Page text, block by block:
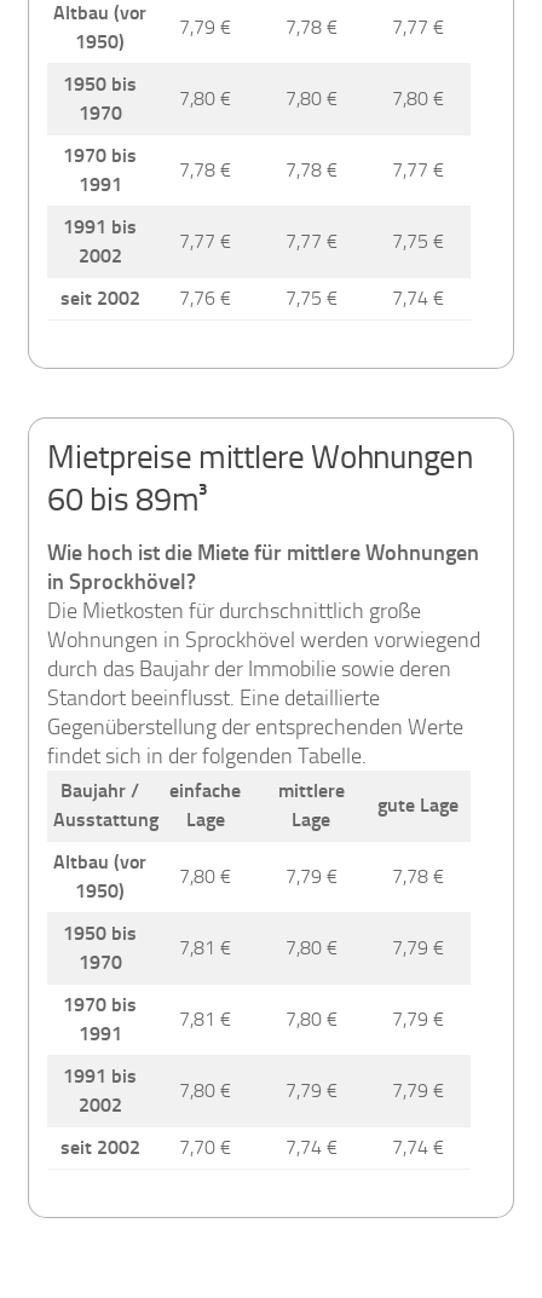
Altbau (vor
1950)
7,79 € 7,78 € 7,77 €
1950 bis
1970
7,80 € 7,80 € 7,80 €
1970 bis
1991
7,78 € 7,78 € 7,77 €
1991 bis
2002
7,77 € 7,77 € 7,75 €
seit 2002 7,76 € 7,75 € 7,74 €
Mietpreise mittlere Wohnungen
60 bis 89m³
Wie hoch ist die Miete für mittlere Wohnungen
in Sprockhövel?
Die Mietkosten für durchschnittlich große
Wohnungen in Sprockhövel werden vorwiegend
durch das Baujahr der Immobilie sowie deren
Standort beeinflusst. Eine detaillierte
Gegenüberstellung der entsprechenden Werte
findet sich in der folgenden Tabelle.
Baujahr /
Ausstattung
einfache
Lage
mittlere
Lage
gute Lage
Altbau (vor
1950)
7,80 € 7,79 € 7,78 €
1950 bis
1970
7,81 € 7,80 € 7,79 €
1970 bis
1991
7,81 € 7,80 € 7,79 €
1991 bis
2002
7,80 € 7,79 € 7,79 €
seit 2002 7,70 € 7,74 € 7,74 €